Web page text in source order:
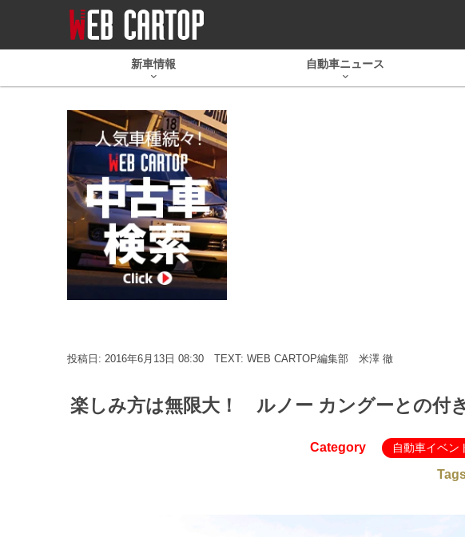
新車情報 自動車ニュース
投稿日: 2016年6月13日 08:30 TEXT: WEB CARTOP編集部 米澤 徹
楽しみ方は無限大！ ルノー カングーとの付き
Category 自動車イベン